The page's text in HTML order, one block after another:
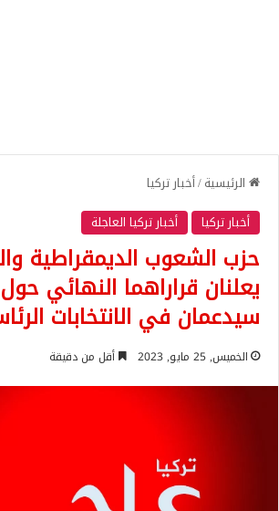
الرئيسية/أخبار تركيا
أخبار تركيا
أخبار تركيا العاجلة
حزب الشعوب الديمقراطية
يعلنان قراراهما النهائي
سيدعمان في الانتخابات
الخميس, 25 مايو, 2023 أقل من دقيقة